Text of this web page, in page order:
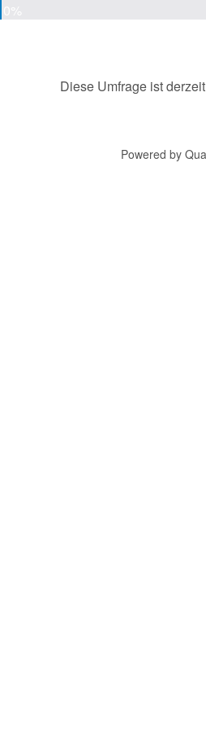
Diese Umfrage ist
Powered by